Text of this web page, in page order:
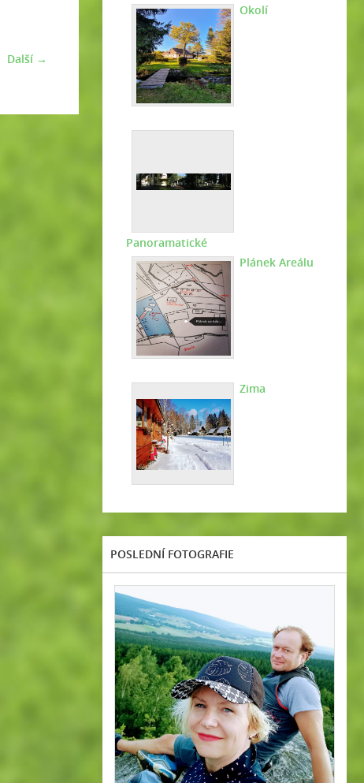
Další →
Okolí
Panoramatické
Plánek Areálu
Zima
POSLEDNÍ FOTOGRAFIE